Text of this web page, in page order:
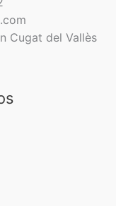
Cugat del Vallès